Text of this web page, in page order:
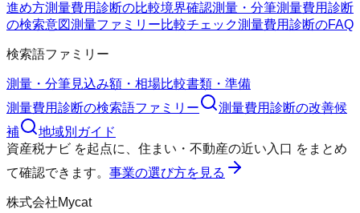
進め方測量費用診断の比較境界確認測量・分筆測量費用診断
の検索意図測量ファミリー比較チェック測量費用診断のFAQ
検索語ファミリー
測量・分筆見込み額・相場比較書類・準備
測量費用診断の検索語ファミリー 測量費用診断の改善候
補
地域別ガイド
資産税ナビ を起点に、 住まい・不動産の近い入口 をまとめ
て確認できます。 事業の選び方を見る
株式会社Mycat